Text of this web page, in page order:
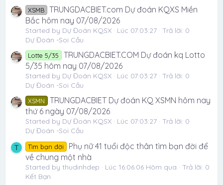
XSMB
TRUNGDACBIET.com Dự đoán KQXS Miền
Bắc hôm nay 07/08/2026
Started by Dự Đoán KQSX Lúc 07:03:27
Trả lời: 0
Dự Đoán -Soi Cầu
Lotte 5/35
TRUNGDACBIET.COM Dự đoán kq Lotto
5/35 hôm nay 07/08/2026
Started by Dự Đoán KQSX Lúc 07:03:27
Trả lời: 0
Dự Đoán -Soi Cầu
XSMN
TRUNGDACBIET Dự đoán KQ XSMN hôm nay
thứ 6 ngày 07/08/2026
Started by Dự Đoán KQSX Lúc 07:03:27
Trả lời: 0
Dự Đoán -Soi Cầu
T Tìm bạn đời
Phụ nữ 41 tuổi độc thân tìm bạn đời để
về chung một nhà
Started by thudinhdep Lúc 16:06:06 Hôm qua
Trả lời: 0
Kết Bạn